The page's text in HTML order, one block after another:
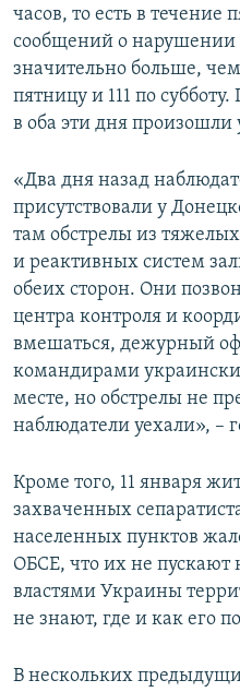
часов, то есть в течение
сообщений о нарушении
значительно больше,
пятницу и 111 по
в оба эти дня произошли
«Два дня назад
присутствовали у
там обстрелы из
и реактивных систем
обеих сторон. Они
центра контроля и
вмешаться, дежурный
командирами
месте, но обстрелы не
наблюдатели уехали», –
Кроме того, 11 января
захваченных
населенных пунктов
ОБСЕ, что их не пускают
властями Украины
не знают, где и как его
В нескольких